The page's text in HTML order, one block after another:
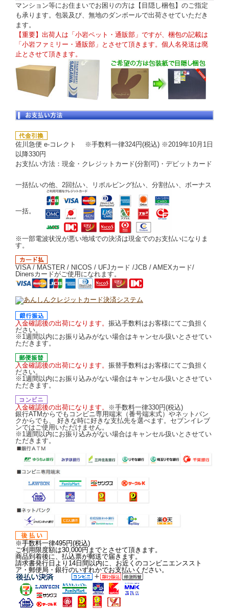
マンション等にお住まいでお困りの方は【目隠し梱包】のご指定
も承ります。包装及び、無地のダンボールで出荷させていただき
ます。
【重要】出荷人は「小岩ペット・通販部」ですが、梱包の記載は
「小岩ファミリー・通販部」とさせて頂きます。個人名発送は廃
止とさせて頂きます。
佐川急便 e-コレクト ※手数料一律324円(税込) ※2019年10月1日
以降330円
お支払い方法：現金・クレジットカード(分割可)・デビットカード
一括払いの他、2回払い、リボルビング払い、分割払い、ボーナス
一括。
※一部電波状況が悪い地域での決済は現金でのお支払いになりま
す。
VISA / MASTER / NICOS / UFJカード /JCB / AMEXカード/
Dinersカードがご使用になれます。
入金確認後の出荷になります。 振込手数料はお客様にてご負担く
ださい。
※1週間以内にお振り込みがない場合はキャンセル扱いとさせてい
ただきます。
入金確認後の出荷になります。 振替手数料はお客様にてご負担く
ださい。
※1週間以内にお振り込みがない場合はキャンセル扱いとさせてい
ただきます。
入金確認後の出荷になります。
※手数料一律330円(税込)
銀行ATMからでもコンビニ専用端末（番号端末式）やネットバン
クからでも、 好きな時に好きな支払先を選べます。セブンイレブ
ンではご使用いただけません。
※1週間以内にお振り込みがない場合はキャンセル扱いとさせてい
ただきます。
※手数料一律495円(税込)
ご利用限度額は30,000円までとさせて頂きます。
商品到着後に、払込票が郵送で届きます。
請求書発行日より14日間以内に、お近くのコンビニエンススト
ア・郵便局・銀行のいずれかでお支払いください。